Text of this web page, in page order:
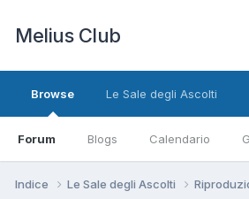
Melius Club
Browse
Forum Blogs Calendario
Le Sale degli Ascolti
Indice Le Sale degli Ascolti